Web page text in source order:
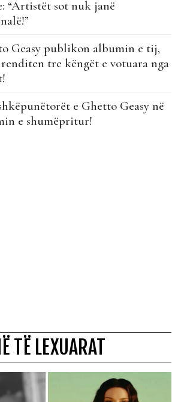
“Artistët sot nuk janë
Geasy publikon albumin e tij,
tre këngët e votuara nga
e Ghetto Geasy në
e shumëpritur!
TË LEXUARAT